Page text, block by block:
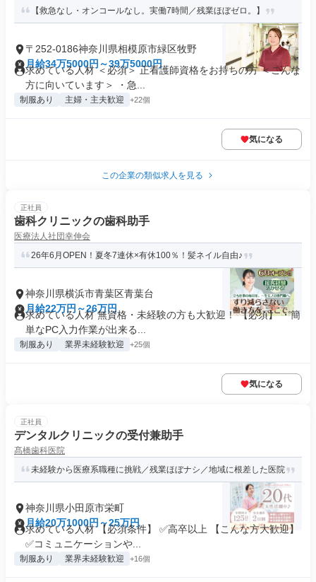
【救急なし・オンコールなし。実働7時間／残業ほぼゼロ。】
〒252-0186神奈川県相模原市緑区牧野
月給34万5000円～39万5000円
求めている人材 ＜必須＞ 正看護師資格をお持ちの方 ＜こんな
方に向いています＞ ・急...
制服あり 主婦・主夫歓迎 +22個
気になる
この企業の類似求人を見る
正社員
歯科クリニックの歯科助手
医療法人社団幸伸会
26年6月OPEN！夏冬7連休×有休100％！髪ネイル自由♪
神奈川県横浜市青葉区青葉台
月給22万円～26万円
求めている人材 無資格・未経験の方も大歓迎！ 【必須】 ・簡
単なPC入力作業が出来る...
制服あり 業界未経験歓迎 +25個
気になる
正社員
デンタルクリニックの受付兼助手
髙橋歯科医院
未経験から医療系職種に挑戦／残業ほぼナシ／地域に根差した医院
神奈川県小田原市栄町
月給20万1000円～25万円
求めている人材 【必須条件】 ✅高卒以上 【こんな方大歓迎】
✅コミュニケーションや...
制服あり 業界未経験歓迎 +16個